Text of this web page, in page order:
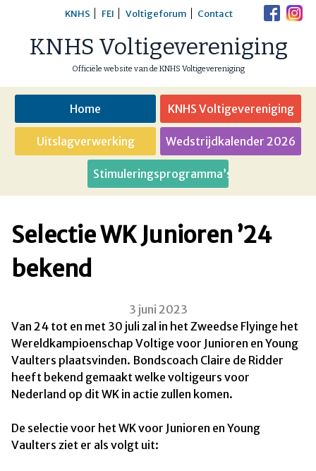
content
KNHS FEI Voltigeforum Contact
KNHS Voltigevereniging
Officiële website van de KNHS Voltigevereniging
Home KNHS Voltigevereniging
Uitslagverwerking Wedstrijdkalender 2026
Stimuleringsprogramma’s
Selectie WK Junioren ’24
bekend
3 juni 2023
Van 24 tot en met 30 juli zal in het Zweedse Flyinge het
Wereldkampioenschap Voltige voor Junioren en Young
Vaulters plaatsvinden. Bondscoach Claire de Ridder
heeft bekend gemaakt welke voltigeurs voor
Nederland op dit WK in actie zullen komen.
De selectie voor het WK voor Junioren en Young
Vaulters ziet er als volgt uit: